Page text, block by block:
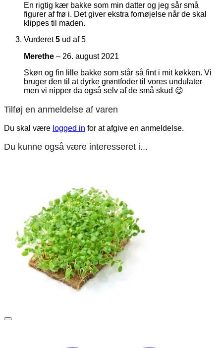
En rigtig kær bakke som min datter og jeg sår små
figurer af frø i. Det giver ekstra fornøjelse når de skal
klippes til maden.
Vurderet5 ud af 5
Merethe – 26. august 2021
Skøn og fin lille bakke som står så fint i mit køkken. Vi
bruger den til at dyrke grøntfoder til vores undulater
men vi nipper da også selv af de små skud 😉
Tilføj en anmeldelse af varen
Du skal være logged in for at afgive en anmeldelse.
Du kunne også være interesseret i...